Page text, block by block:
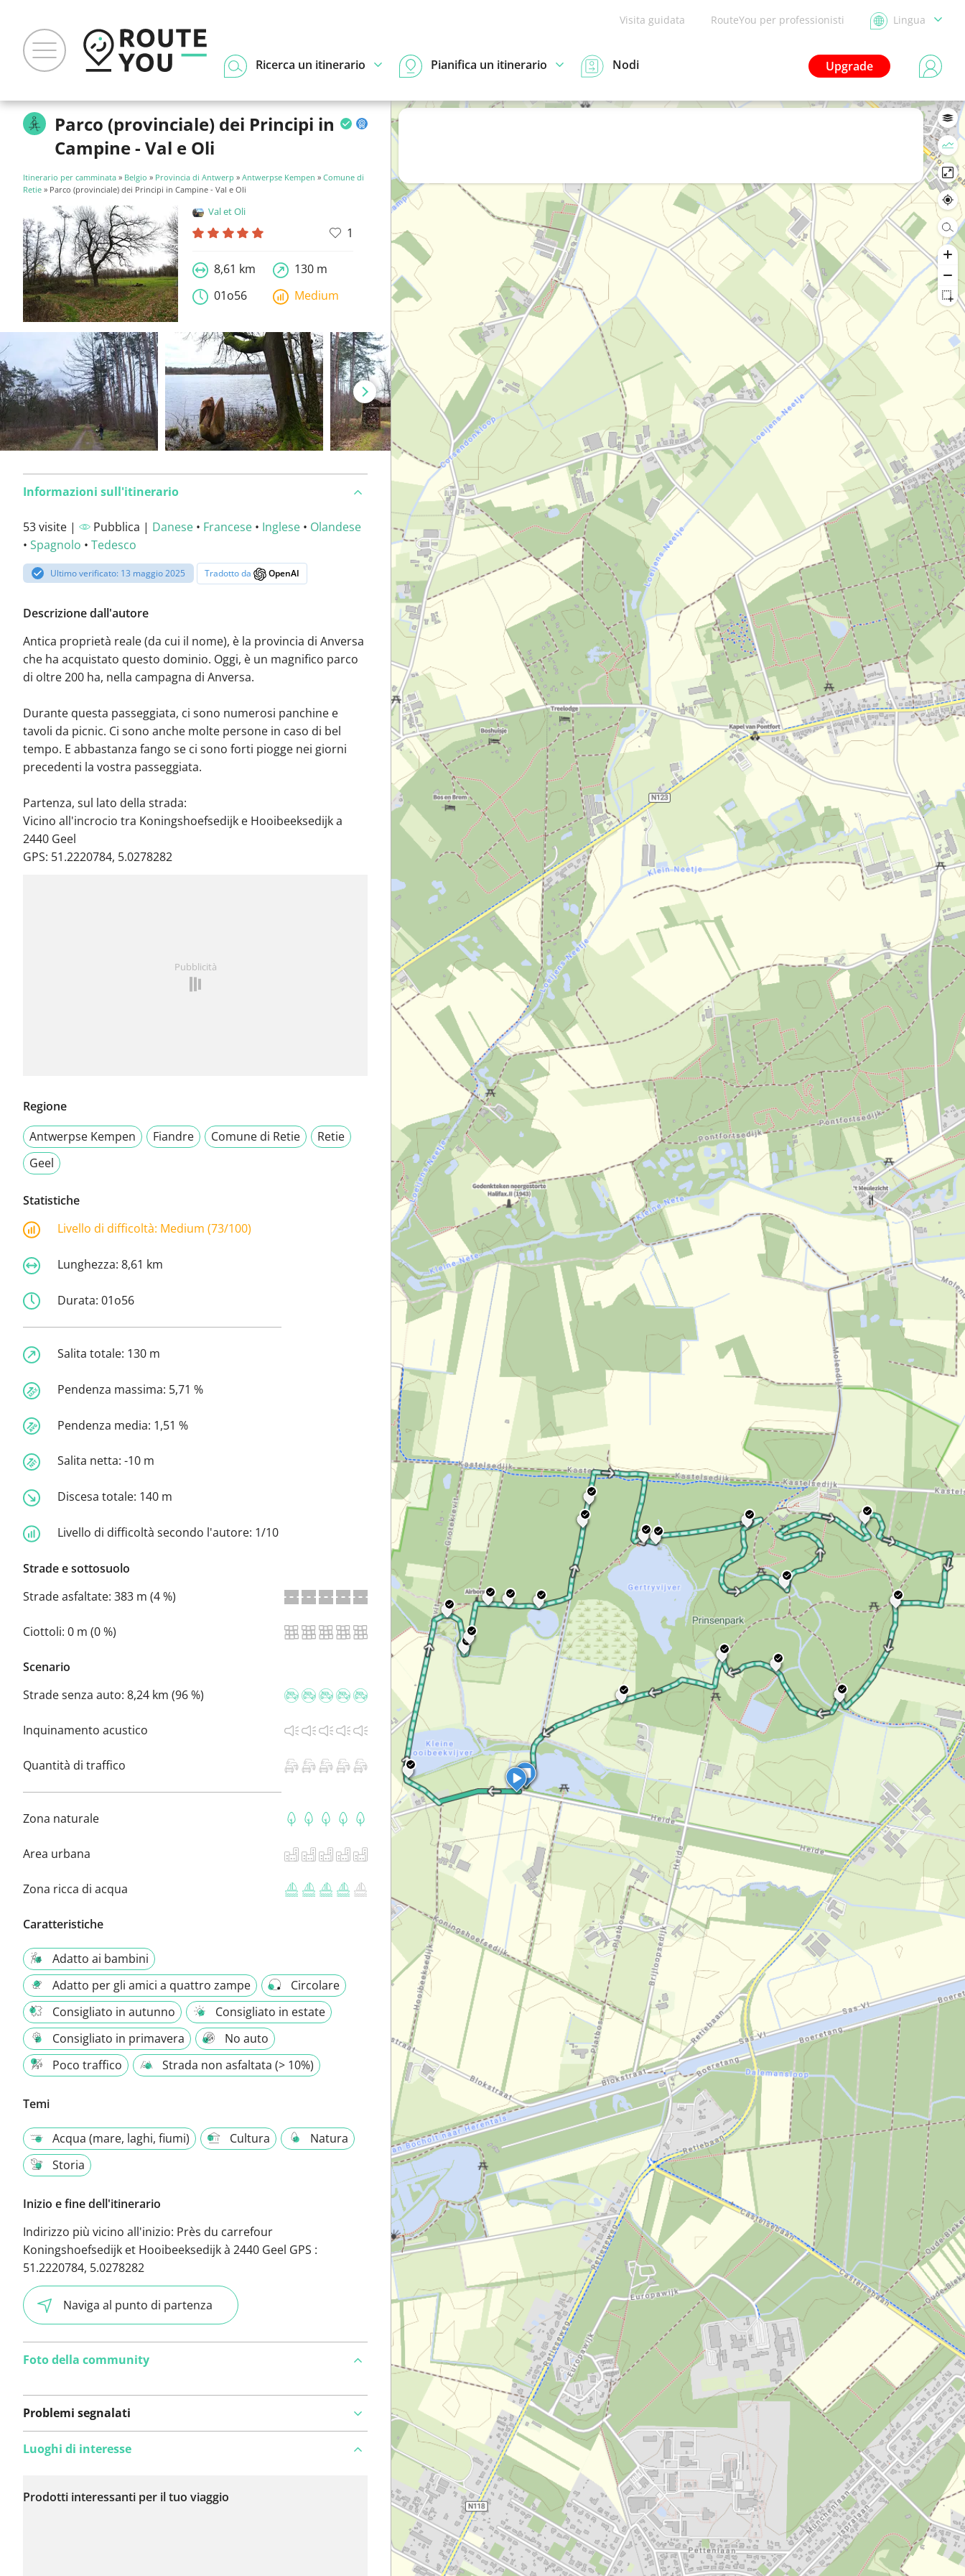
Visita guidata RouteYou per professionisti Lingua
Upgrade
Ricerca un itinerario Pianifica un itinerario Nodi
Parco (provinciale) dei Principi in
Campine - Val e Oli
Itinerario per camminata » Belgio » Provincia di Antwerp » Antwerpse Kempen » Comune di
Retie » Parco (provinciale) dei Principi in Campine - Val e Oli
Val et Oli
1
8,61 km
130 m
01o56
Medium
Informazioni sull'itinerario
53 visite | Pubblica | Danese • Francese • Inglese • Olandese
• Spagnolo • Tedesco
Ultimo verificato: 13 maggio 2025 Tradotto da OpenAI
Descrizione dall'autore
Antica proprietà reale (da cui il nome), è la provincia di Anversa
che ha acquistato questo dominio. Oggi, è un magnifico parco
di oltre 200 ha, nella campagna di Anversa.
Durante questa passeggiata, ci sono numerosi panchine e
tavoli da picnic. Ci sono anche molte persone in caso di bel
tempo. E abbastanza fango se ci sono forti piogge nei giorni
precedenti la vostra passeggiata.
Partenza, sul lato della strada:
Vicino all'incrocio tra Koningshoefsedijk e Hooibeeksedijk a
2440 Geel
GPS: 51.2220784, 5.0278282
Pubblicità
Regione
Antwerpse Kempen
Fiandre Comune di Retie
Retie
Geel
Statistiche
Livello di difficoltà: Medium (73/100)
Lunghezza: 8,61 km
Durata: 01o56
Salita totale: 130 m
Pendenza massima: 5,71 %
Pendenza media: 1,51 %
Salita netta: -10 m
Discesa totale: 140 m
Livello di difficoltà secondo l'autore: 1/10
Strade e sottosuolo
Strade asfaltate: 383 m (4 %)
Ciottoli: 0 m (0 %)
Scenario
Strade senza auto: 8,24 km (96 %)
Inquinamento acustico
Quantità di traffico
Zona naturale
Area urbana
Zona ricca di acqua
Caratteristiche
Adatto ai bambini
Adatto per gli amici a quattro zampe
Circolare
Consigliato in autunno
Consigliato in estate
Consigliato in primavera
No auto
Poco traffico
Strada non asfaltata (> 10%)
Temi
Acqua (mare, laghi, fiumi) Cultura
Natura
Storia
Inizio e fine dell'itinerario
Indirizzo più vicino all'inizio: Près du carrefour
Koningshoefsedijk et Hooibeeksedijk à 2440 Geel GPS :
51.2220784, 5.0278282
Naviga al punto di partenza
Foto della community
Problemi segnalati
segnalati problemi su
Luoghi di interesse
Prodotti interessanti per il tuo viaggio